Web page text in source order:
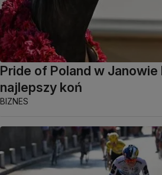
Pride of Poland w
najlepszy koń
BIZNES